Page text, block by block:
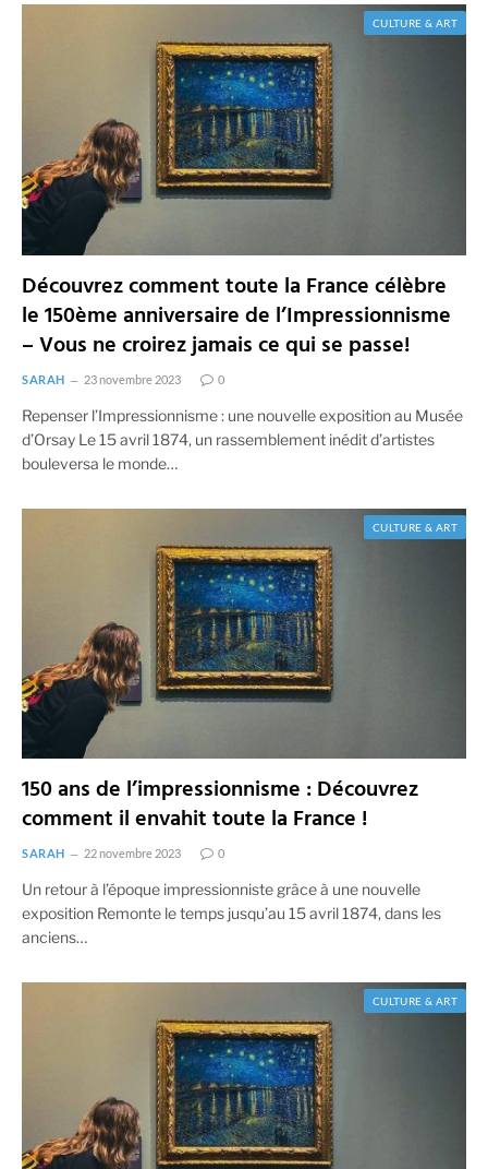
CULTURE & ART
Découvrez comment toute la France célèbre
le 150ème anniversaire de l’Impressionnisme
– Vous ne croirez jamais ce qui se passe!
SARAH 23 novembre 2023 0
Repenser l’Impressionnisme : une nouvelle exposition au Musée
d’Orsay Le 15 avril 1874, un rassemblement inédit d’artistes
bouleversa le monde…
CULTURE & ART
150 ans de l’impressionnisme : Découvrez
comment il envahit toute la France !
SARAH 22 novembre 2023 0
Un retour à l’époque impressionniste grâce à une nouvelle
exposition Remonte le temps jusqu’au 15 avril 1874, dans les
anciens…
CULTURE & ART